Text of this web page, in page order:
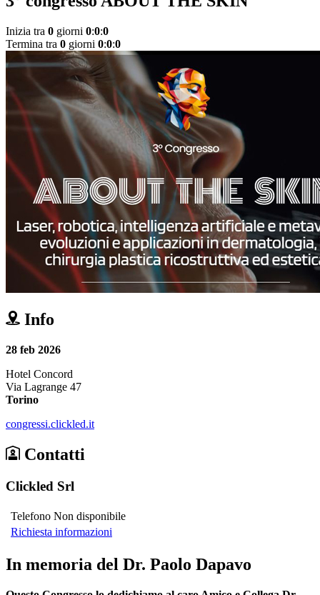
Inizia tra 0 giorni 0:0:0
Termina tra 0 giorni 0:0:0
Info
28 feb 2026
Hotel Concord
Via Lagrange 47
Torino
congressi.clickled.it
Contatti
Clickled Srl
Telefono Non disponibile
Richiesta informazioni
In memoria del Dr. Paolo Dapavo